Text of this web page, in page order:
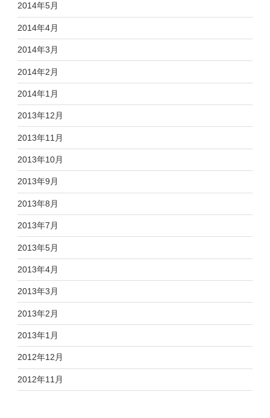
2014年5月
2014年4月
2014年3月
2014年2月
2014年1月
2013年12月
2013年11月
2013年10月
2013年9月
2013年8月
2013年7月
2013年5月
2013年4月
2013年3月
2013年2月
2013年1月
2012年12月
2012年11月